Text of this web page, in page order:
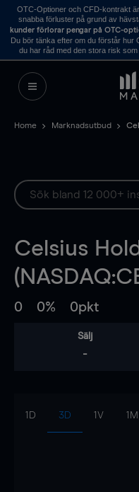
OTC-Optioner och CFD-kontrakt
snabba förluster på grund av
kunder förlorar pengar på OTC-
Du bör tänka efter om du förstår hur
du har råd med den stora risk
Home Marknadsutbud
Celsius
0 0% 0pkt
Sälj
-
1D 3D 1V 1M